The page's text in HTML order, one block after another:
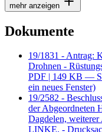
mehr anzeigen
Dokumente
19/1831 - Antrag:
Drohnen -
PDF | 149 KB —
ein neues Fenster)
19/2582 -
der Abgeordneten
Dagdelen,
LINKE. -